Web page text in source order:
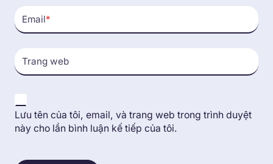
Email*
Trang web
Lưu tên của tôi, email, và trang web trong trình duyệt
này cho lần bình luận kế tiếp của tôi.